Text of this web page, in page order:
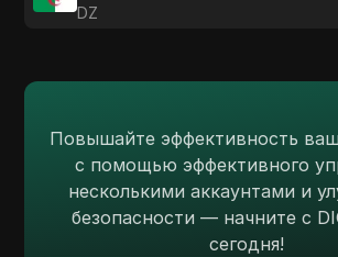
DZ
Повышайте эффективность
с помощью эффективного
несколькими аккаунтами и
безопасности — начните с
сегодня!